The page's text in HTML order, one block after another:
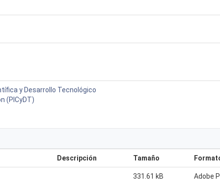
y Desarrollo Tecnológico
(PICyDT)
Descripción Tamaño
331.61 kB Adobe